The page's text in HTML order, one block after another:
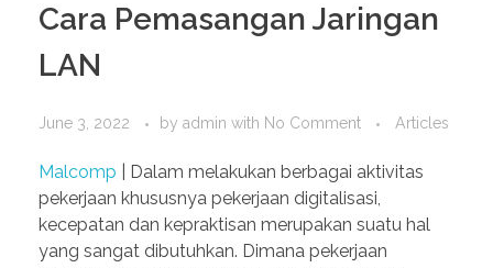
Cara Pemasangan Jaringan
LAN
June 3, 2022 by admin with No Comment Articles
Malcomp
| Dalam melakukan berbagai aktivitas
pekerjaan khususnya pekerjaan digitalisasi,
kecepatan dan kepraktisan merupakan suatu hal
yang sangat dibutuhkan. Dimana pekerjaan